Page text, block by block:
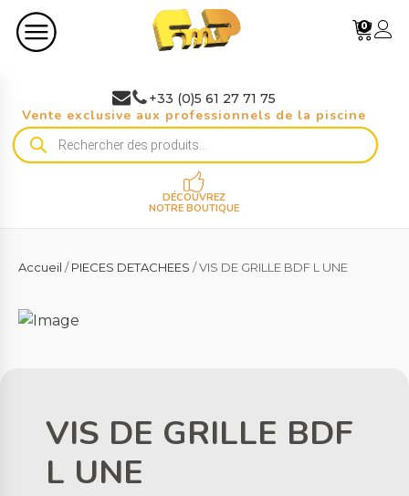
0
+33 (0)5 61 27 71 75
Vente exclusive aux professionnels de la piscine
Recherche
de
DÉCOUVREZ
NOTRE BOUTIQUE
Accueil /PIECES DETACHEES / VIS DE GRILLE BDF L UNE
VIS DE GRILLE BDF
L UNE